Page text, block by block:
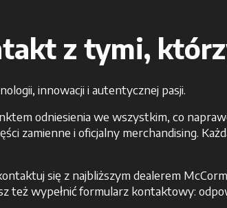
z tymi,
innowacji i autentycznej pasji.
odniesienia we wszystkim, co
zamienne i oficjalny merchandising.
się z najbliższym dealerem
też wypełnić formularz kontaktowy: